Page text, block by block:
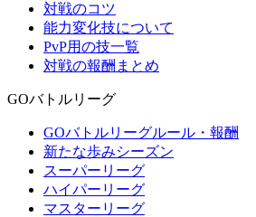
対戦のコツ
能力変化技について
PvP用の技一覧
対戦の報酬まとめ
GOバトルリーグ
GOバトルリーグルール・報酬
新たな歩みシーズン
スーパーリーグ
ハイパーリーグ
マスターリーグ